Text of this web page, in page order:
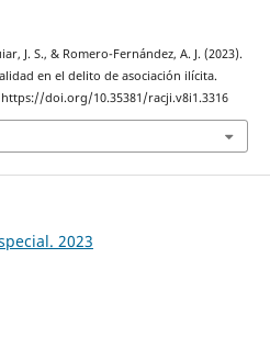
J. S., & Romero-Fernández, A. J. (2023).
en el delito de asociación ilícita.
https://doi.org/10.35381/racji.v8i1.3316
2023